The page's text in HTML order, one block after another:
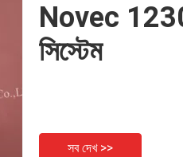
Novec 1230
সিস্টেম
সব দেখ >>